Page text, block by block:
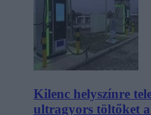
Kilenc helyszínre
ultragyors töltőket